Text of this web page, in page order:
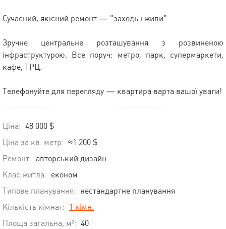
Сучасний, якісний ремонт — "заходь і живи"
Зручне центральне розташування з розвиненою
інфраструктурою. Все поруч: метро, парк, супермаркети,
кафе, ТРЦ.
Телефонуйте для перегляду — квартира варта вашої уваги!
Ціна: 48 000 $
Ціна за кв. метр: ≈1 200 $
Ремонт: авторський дизайн
Клас житла: економ
Типове планування: нестандартне планування
Кількість кімнат:
1 кімн.
Площа загальна, м²: 40